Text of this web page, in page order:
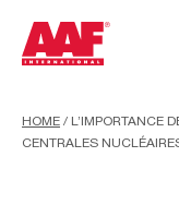
HOME / L’IMPORTANCE
CENTRALES